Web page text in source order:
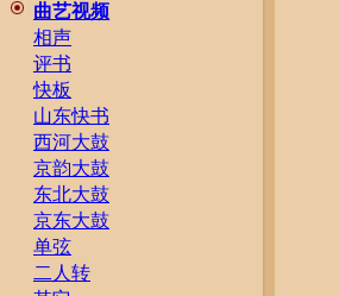
曲艺视频
相声
评书
快板
山东快书
西河大鼓
京韵大鼓
东北大鼓
京东大鼓
单弦
二人转